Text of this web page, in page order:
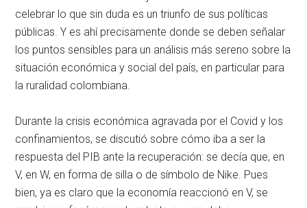
celebrar lo que sin duda es un triunfo de sus políticas
públicas. Y es ahí precisamente donde se deben señalar
los puntos sensibles para un análisis más sereno sobre la
situación económica y social del país, en particular para
la ruralidad colombiana.
Durante la crisis económica agravada por el Covid y los
confinamientos, se discutió sobre cómo iba a ser la
respuesta del PIB ante la recuperación: se decía que, en
V, en W, en forma de silla o de símbolo de Nike. Pues
bien, ya es claro que la economía reaccionó en V, se